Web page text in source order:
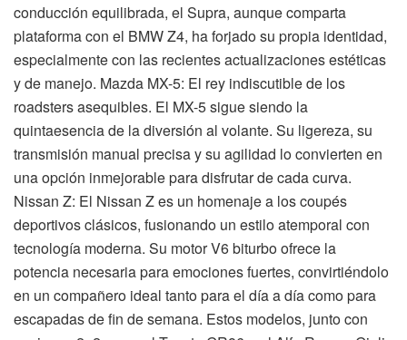
conducción equilibrada, el Supra, aunque comparta
plataforma con el BMW Z4, ha forjado su propia identidad,
especialmente con las recientes actualizaciones estéticas
y de manejo. Mazda MX-5: El rey indiscutible de los
roadsters asequibles. El MX-5 sigue siendo la
quintaesencia de la diversión al volante. Su ligereza, su
transmisión manual precisa y su agilidad lo convierten en
una opción inmejorable para disfrutar de cada curva.
Nissan Z: El Nissan Z es un homenaje a los coupés
deportivos clásicos, fusionando un estilo atemporal con
tecnología moderna. Su motor V6 biturbo ofrece la
potencia necesaria para emociones fuertes, convirtiéndolo
en un compañero ideal tanto para el día a día como para
escapadas de fin de semana. Estos modelos, junto con